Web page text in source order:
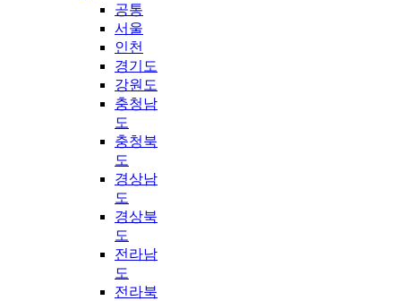
공통
서울
인천
경기도
강원도
충청남
도
충청북
도
경상남
도
경상북
도
전라남
도
전라북